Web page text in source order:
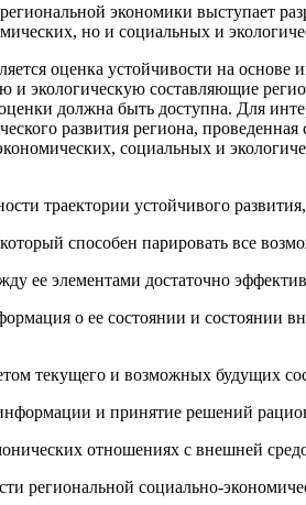
экономики выступает
но и социальных и
оценка устойчивости на
и экологическую составляющие
должна быть доступна. Для
развития региона,
социальных и
траектории устойчивого
способен парировать все
ее элементами достаточно
о ее состоянии и
текущего и возможных будущих
и принятие решений
отношениях с внешней
региональной социально-